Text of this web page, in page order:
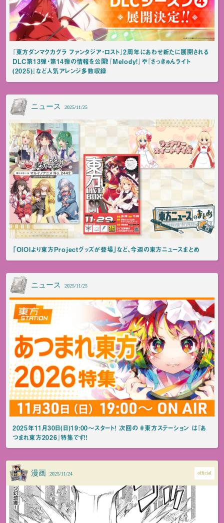
『東方ダンマクカグラ ファンタジア・ロスト』2周年にあわせ新たに展開される
DLC第13弾・第14弾の情報を公開！『Melody!』や『さっきゅんライト
(2025)』など人気アレンジ多数収録
ニュース 2025/11/25
「OIOIより東方Projectグッズが登場」など、今週の東方ニュースまとめ
ニュース 2025/11/25
2025年11月30日(日)19:00～スタート！ 次回の #東方ステーション は『あ
つまれ東方2026』特集です！！
漫画 2025/11/24 official